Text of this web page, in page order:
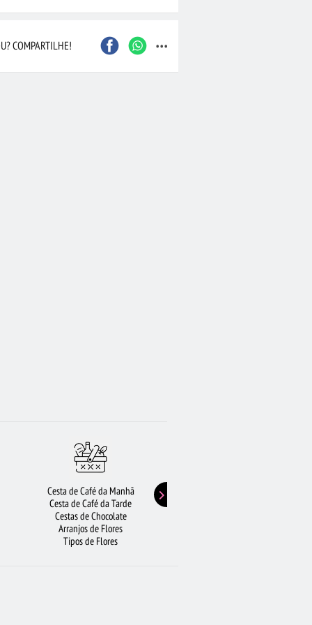
Contagem
Joinville
COMPARTILHE! ...
Cesta de Café da Manhã
Cesta de Café da Tarde
Cestas de Chocolate
Arranjos de Flores
Tipos de Flores